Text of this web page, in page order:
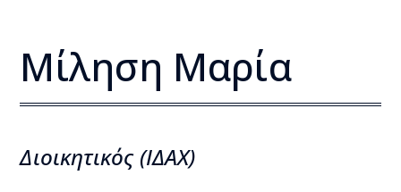
Μίληση Μαρία
Διοικητικός (ΙΔΑΧ)